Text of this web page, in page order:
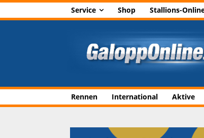
Service Shop Stallions-
Rennen International Aktive